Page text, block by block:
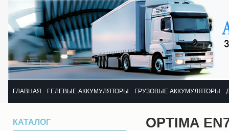
ГЛАВНАЯ ГЕЛЕВЫЕ АККУМУЛЯТОРЫ ГРУЗОВЫЕ АККУМУЛЯТОРЫ
OPTIMA
КАТАЛОГ